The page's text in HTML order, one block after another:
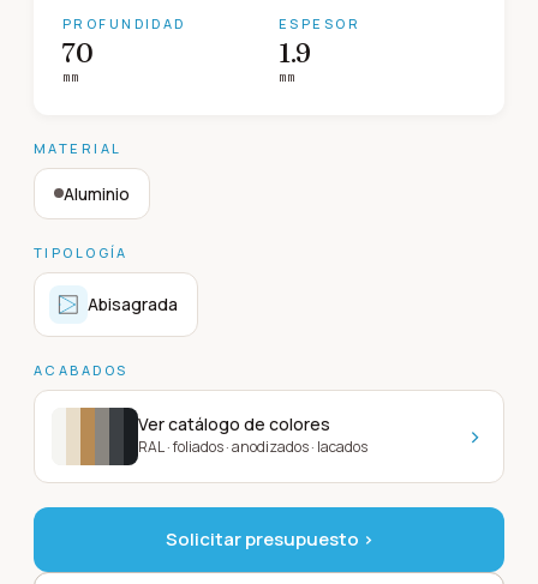
PROFUNDIDAD
70
mm
ESPESOR
1.9
mm
MATERIAL
Aluminio
TIPOLOGÍA
Abisagrada
ACABADOS
Ver catálogo de colores
RAL · foliados · anodizados · lacados ›
Solicitar presupuesto ›